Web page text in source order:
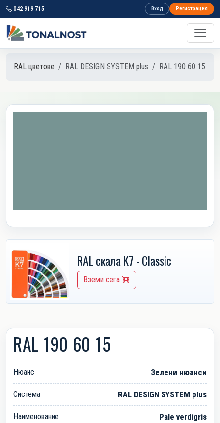
042 919 715 Вход Регистрация
RAL цветове RAL DESIGN SYSTEM plus RAL 190 60 15
RAL скала K7 - Classic
Вземи сега
RAL 190 60 15
Нюанс Зелени нюанси
Система RAL DESIGN SYSTEM plus
Наименование Pale verdigris